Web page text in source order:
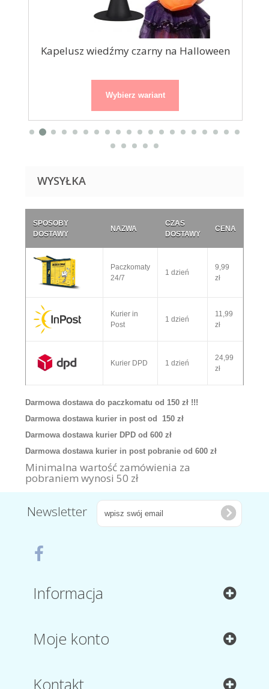
Kapelusz wiedźmy czarny na Halloween
Wybierz wariant
WYSYŁKA
SPOSOBY
DOSTAWY
NAZWA
CZAS
DOSTAWY
CENA
Paczkomaty
24/7
1 dzień
9,99
zł
Kurier in
Post
1 dzień
11,99
zł
Kurier DPD 1 dzień
24,99
zł
Darmowa dostawa do paczkomatu od 150 zł !!!
Darmowa dostawa kurier in post od 150 zł
Darmowa dostawa kurier DPD od 600 zł
Darmowa dostawa kurier in post pobranie od 600 zł
Minimalna wartość zamówienia za
pobraniem wynosi 50 zł
Newsletter
Informacja
Moje konto
Kontakt